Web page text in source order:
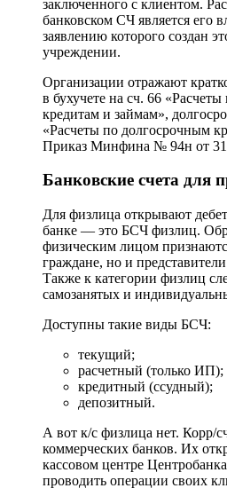
заключенного с клиентом.
банковском СЧ является его
заявлению которого создан
учреждении.
Организации отражают
в бухучете на сч. 66
кредитам и займам»,
«Расчеты по долгосрочным
Приказ Минфина № 94н от
Банковские счета для
Для физлица открывают
банке — это БСЧ физлиц.
физическим лицом
граждане, но и
Также к категории физлиц
самозанятых и
Доступны такие виды БСЧ:
текущий;
расчетный (только ИП);
кредитный (ссудный);
депозитный.
А вот к/с физлица нет. Корр/
коммерческих банков. Их
кассовом центре
проводить операции своих